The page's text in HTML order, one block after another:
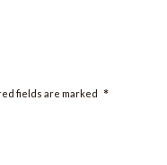
fields are marked *